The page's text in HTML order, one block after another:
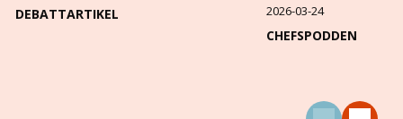
DEBATTARTIKEL 2026-03-24
CHEFSPODDEN